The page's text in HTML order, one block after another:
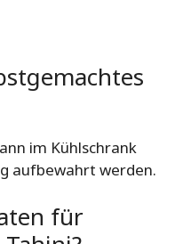
im Kühlschrank
aufbewahrt werden.
für